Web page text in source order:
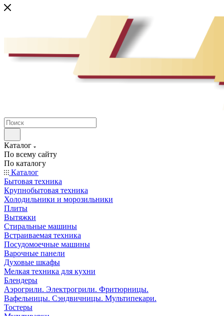
Каталог
По всему сайту
По каталогу
Каталог
Бытовая техника
Крупнобытовая техника
Холодильники и морозильники
Плиты
Вытяжки
Стиральные машины
Встраиваемая техника
Посудомоечные машины
Варочные панели
Духовые шкафы
Мелкая техника для кухни
Блендеры
Аэрогрили. Электрогрили. Фритюрницы.
Вафельницы. Сэндвичницы. Мультипекари.
Тостеры